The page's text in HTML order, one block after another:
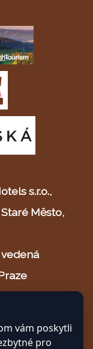
s.r.o.,
Město,
vedená
vám poskytli
pro